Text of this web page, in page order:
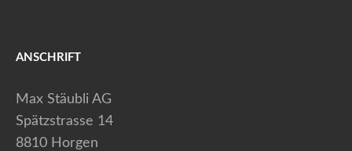
ANSCHRIFT
Max Stäubli AG
Spätzstrasse 14
8810 Horgen